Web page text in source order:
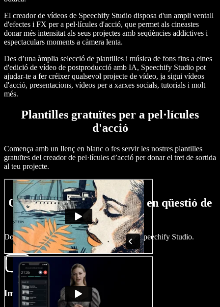
El creador de vídeos de Speechify Studio disposa d'un ampli ventall
d'efectes i FX per a pel·lícules d'acció, que permet als cineastes
donar més intensitat als seus projectes amb seqüències addictives i
espectaculars moments a càmera lenta.
Des d’una àmplia selecció de plantilles i música de fons fins a eines
d'edició de vídeo de postproducció amb IA, Speechify Studio pot
ajudar-te a fer créixer qualsevol projecte de vídeo, ja sigui vídeos
d'acció, presentacions, vídeos per a xarxes socials, tutorials i molt
més.
Plantilles gratuïtes per a pel·lícules
d'acció
Comença amb un llenç en blanc o fes servir les nostres plantilles
gratuïtes del creador de pel·lícules d’acció per donar el tret de sortida
al teu projecte.
Crea una pel·lícula d'acció en qüestió de
minuts
Dona vida a les teves històries d’acció amb Speechify Studio.
Importa la teva pel·lícula